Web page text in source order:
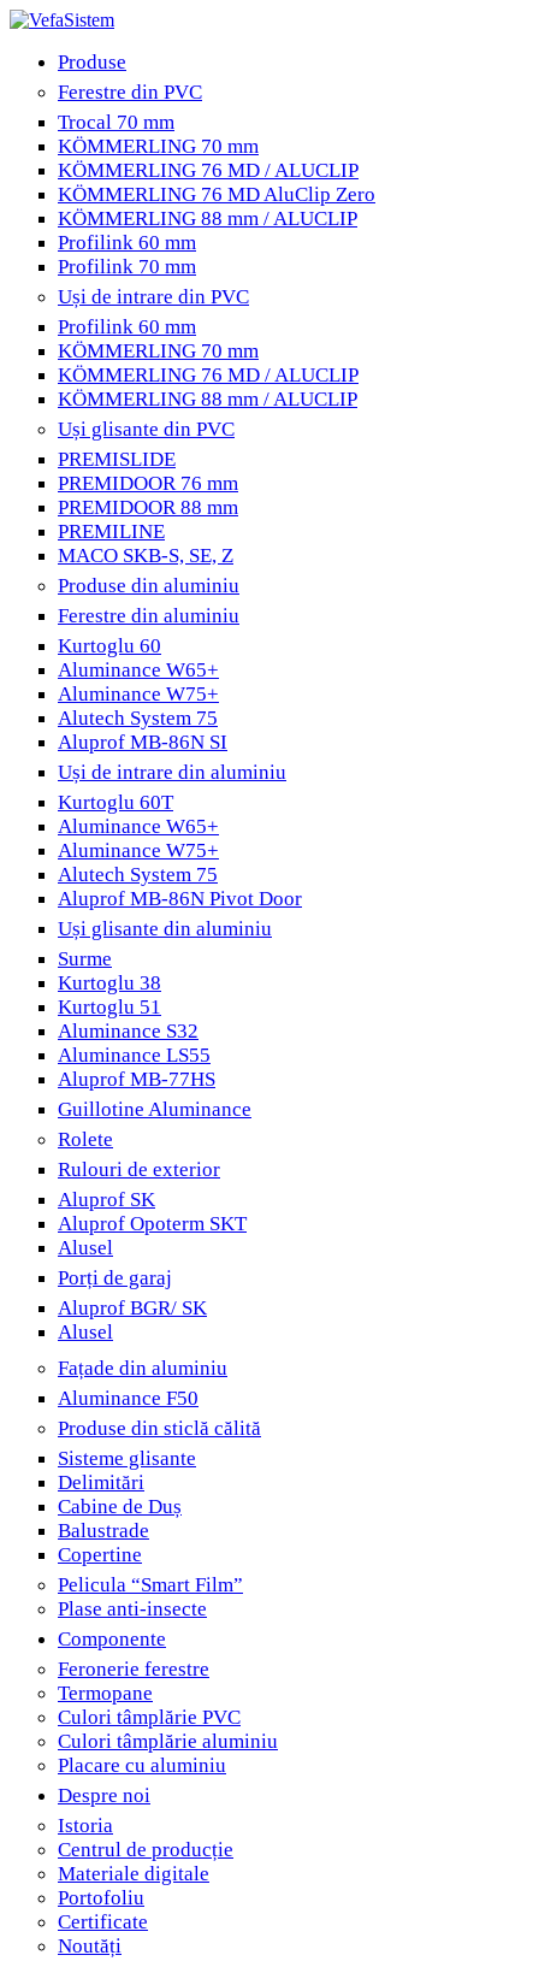
Produse
Ferestre din PVC
Trocal 70 mm
KÖMMERLING 70 mm
KÖMMERLING 76 MD / ALUCLIP
KÖMMERLING 76 MD AluClip Zero
KÖMMERLING 88 mm / ALUCLIP
Profilink 60 mm
Profilink 70 mm
Uși de intrare din PVC
Profilink 60 mm
KÖMMERLING 70 mm
KÖMMERLING 76 MD / ALUCLIP
KÖMMERLING 88 mm / ALUCLIP
Uși glisante din PVC
PREMISLIDE
PREMIDOOR 76 mm
PREMIDOOR 88 mm
PREMILINE
MACO SKB-S, SE, Z
Produse din aluminiu
Ferestre din aluminiu
Kurtoglu 60
Aluminance W65+
Aluminance W75+
Alutech System 75
Aluprof MB-86N SI
Uși de intrare din aluminiu
Kurtoglu 60T
Aluminance W65+
Aluminance W75+
Alutech System 75
Aluprof MB-86N Pivot Door
Uși glisante din aluminiu
Surme
Kurtoglu 38
Kurtoglu 51
Aluminance S32
Aluminance LS55
Aluprof MB-77HS
Guillotine Aluminance
Rolete
Rulouri de exterior
Aluprof SK
Aluprof Opoterm SKT
Alusel
Porți de garaj
Aluprof BGR/ SK
Alusel
Fațade din aluminiu
Aluminance F50
Produse din sticlă călită
Sisteme glisante
Delimitări
Cabine de Duș
Balustrade
Copertine
Pelicula “Smart Film”
Plase anti-insecte
Componente
Feronerie ferestre
Termopane
Culori tâmplărie PVC
Culori tâmplărie aluminiu
Placare cu aluminiu
Despre noi
Istoria
Centrul de producție
Materiale digitale
Portofoliu
Certificate
Noutăți